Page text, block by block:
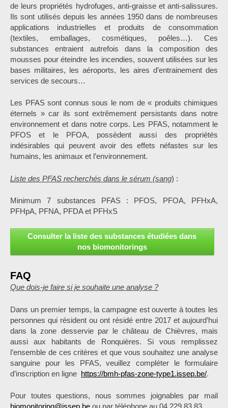
de leurs propriétés hydrofuges, anti-graisse et anti-salissures.
Ils sont utilisés depuis les années 1950 dans de nombreuses
applications industrielles et produits de consommation
(textiles, emballages, cosmétiques, poêles…). Ces
substances entraient autrefois dans la composition des
mousses pour éteindre les incendies, souvent utilisées sur les
bases militaires, les aéroports, les aires d’entrainement des
services de secours…
Les PFAS sont connus sous le nom de « produits chimiques
éternels » car ils sont extrêmement persistants dans notre
environnement et dans notre corps. Les PFAS, notamment le
PFOS et le PFOA, possèdent aussi des propriétés
indésirables qui peuvent avoir des effets néfastes sur les
humains, les animaux et l’environnement.
Liste des PFAS recherchés dans le sérum (sang) :
Minimum 7 substances PFAS : PFOS, PFOA, PFHxA,
PFHpA, PFNA, PFDA et PFHxS
Consulter la liste des substances étudiées dans
nos biomonitorings
FAQ
Que dois-je faire si je souhaite une analyse ?
Dans un premier temps, la campagne est ouverte à toutes les
personnes qui résident ou ont résidé entre 2017 et aujourd’hui
dans la zone desservie par le château de Chièvres, mais
aussi aux habitants de Ronquières. Si vous remplissez
l’ensemble de ces critères et que vous souhaitez une analyse
sanguine pour les PFAS, veuillez compléter le formulaire
d’inscription en ligne https://bmh-pfas-zone-type1.issep.be/.
Pour toutes questions, nous sommes joignables par mail